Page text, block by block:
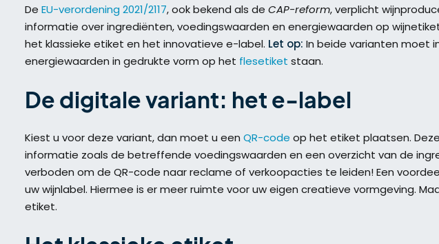
De EU-verordening 2021/2117, ook bekend als de CAP-reform, verplicht
informatie over ingrediënten, voedingswaarden en energiewaarden op
het klassieke etiket en het innovatieve e-label. Let op: In beide varianten moet
energiewaarden in gedrukte vorm op het flesetiket staan.
De digitale variant: het e-label
Kiest u voor deze variant, dan moet u een QR-code op het etiket plaatsen.
informatie zoals de betreffende voedingswaarden en een overzicht van de
verboden om de QR-code naar reclame of verkoopacties te leiden! Een
uw wijnlabel. Hiermee is er meer ruimte voor uw eigen creatieve vormgeving.
etiket.